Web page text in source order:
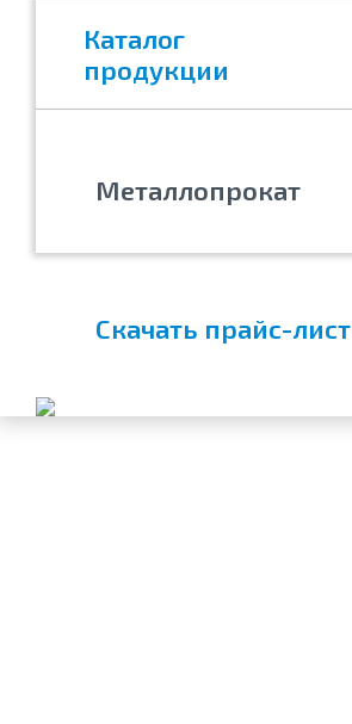
Каталог
продукции
Металлопрокат
Скачать прайс-лист